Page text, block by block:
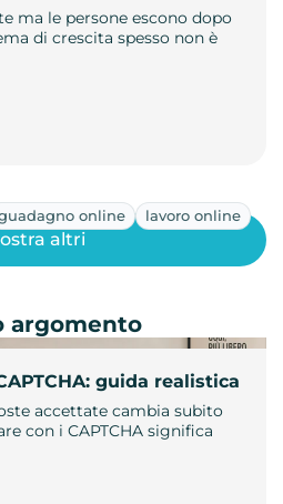
ma le persone escono dopo
di crescita spesso non è
online lavoro online
guida realistica
accettate cambia subito
con i CAPTCHA significa
altri
argomento